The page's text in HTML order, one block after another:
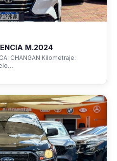
M.2024
CHANGAN Kilometraje: